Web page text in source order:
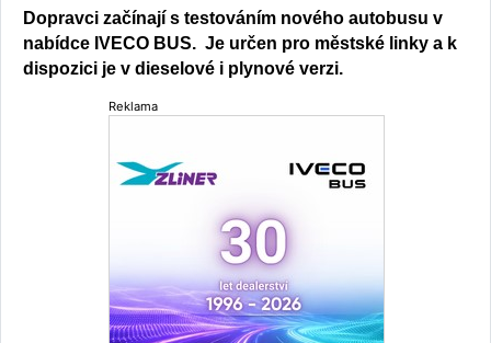
Dopravci začínají s testováním nového autobusu v
nabídce IVECO BUS. Je určen pro městské linky a k
dispozici je v dieselové i plynové verzi.
Reklama